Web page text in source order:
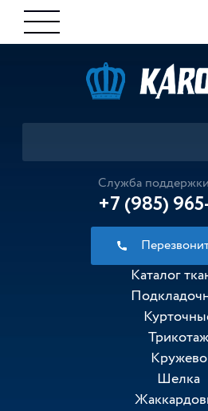
Служба
+7 (985)
Каталог
Трикотаж
Кружево
Шелка